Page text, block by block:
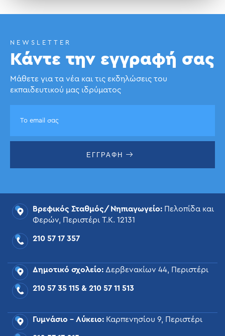
NEWSLETTER
Κάντε την εγγραφή σας
Μάθετε για τα νέα και τις εκδηλώσεις του
εκπαιδευτικού μας ιδρύματος
ΕΓΓΡΑΦΗ
Βρεφικός Σταθμός/Νηπιαγωγείο: Πελοπίδα και
Φερών, Περιστέρι Τ.Κ. 12131
210 57 17 357
Δημοτικό σχολείο: Δερβενακίων 44, Περιστέρι
210 57 35 115 &210 57 11 513
Γυμνάσιο – Λύκειο: Καρπενησίου 9, Περιστέρι